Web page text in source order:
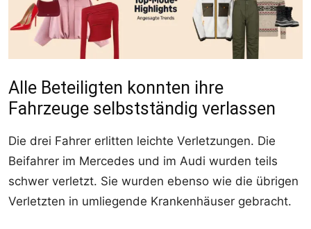
Alle Beteiligten konnten ihre
Fahrzeuge selbstständig verlassen
Die drei Fahrer erlitten leichte Verletzungen. Die
Beifahrer im Mercedes und im Audi wurden teils
schwer verletzt. Sie wurden ebenso wie die übrigen
Verletzten in umliegende Krankenhäuser gebracht.